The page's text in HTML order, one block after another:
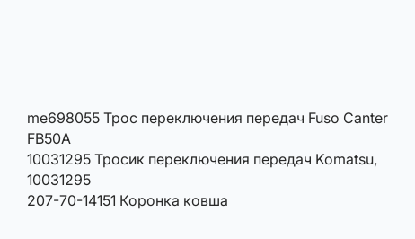
me698055 Трос переключения передач Fuso Canter
FB50A
10031295 Тросик переключения передач Komatsu,
10031295
207-70-14151 Коронка ковша